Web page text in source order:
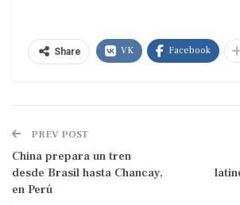
ahora, después de sumuerte
de abril, tras su reaparición
pontificado fueran nuevamente
por él sino para que la gente no se
Iglesia debe seguir dando pasos
Share VK Facebook
PREV POST
China prepara un tren
desde Brasil hasta Chancay,
en Perú